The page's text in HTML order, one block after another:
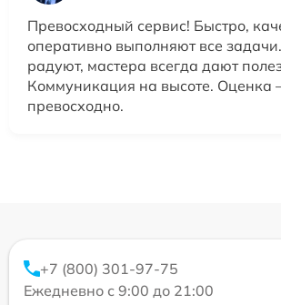
Превосходный сервис! Быстро,
оперативно выполняют все
радуют, мастера всегда дают
Коммуникация на высоте. Оценка
превосходно.
+7 (800) 301-97-75
Ежедневно с 9:00 до 21:00